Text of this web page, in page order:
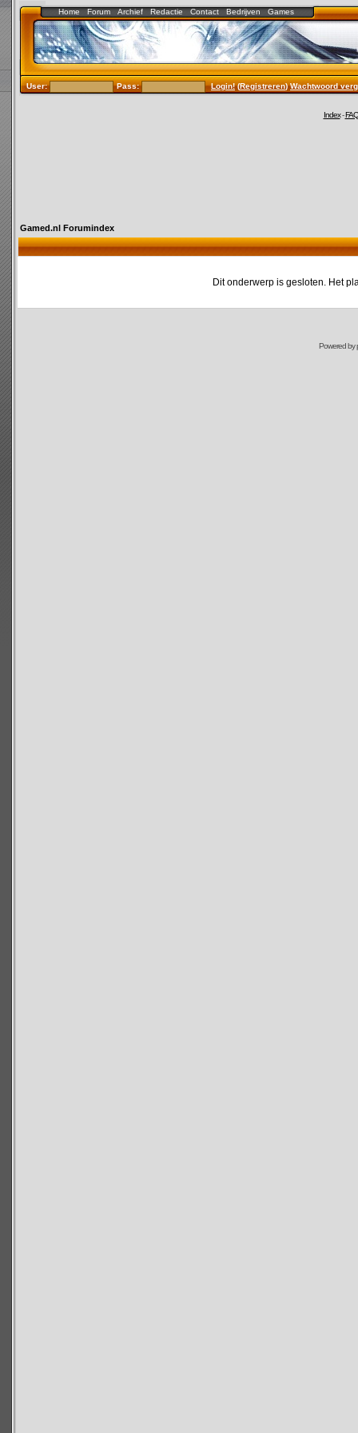
Home Forum Archief Redactie Contact Bedrijven Games
User: Pass: Login!(Registreren)Wachtwoord
Index-FAQ
Gamed.nl Forumindex
Dit onderwerp is gesloten. Het
Powered by